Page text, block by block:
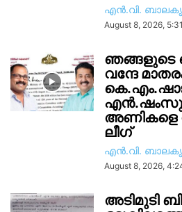
എൻ.വി.
August 8, 2026,
ഞങ്ങളുടെ
വന്ദേ
അണികളെ
ലീഗ്
എൻ.വി.
August 8, 2026,
അടിമുടി